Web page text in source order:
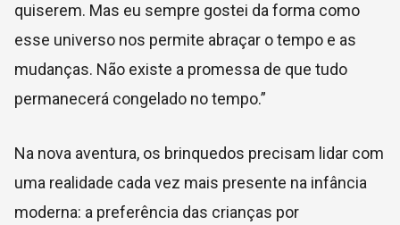
quiserem. Mas eu sempre gostei da forma como
esse universo nos permite abraçar o tempo e as
mudanças. Não existe a promessa de que tudo
permanecerá congelado no tempo.”
Na nova aventura, os brinquedos precisam lidar com
uma realidade cada vez mais presente na infância
moderna: a preferência das crianças por